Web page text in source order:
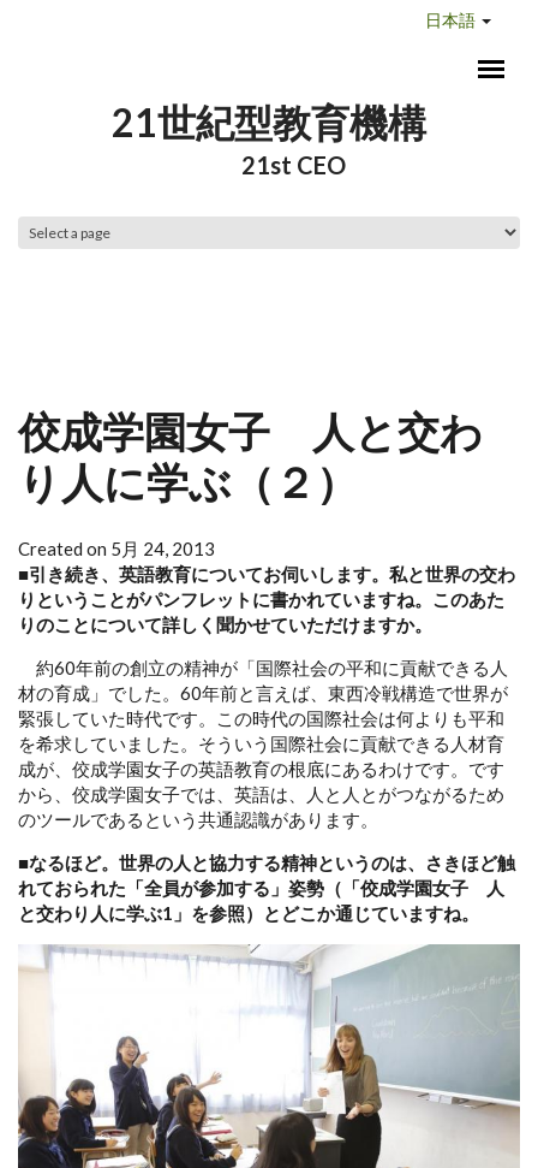
日本語
21世紀型教育機構
21st CEO
佼成学園女子 人と交わ
り人に学ぶ（２）
Created on 5月 24, 2013
■引き続き、英語教育についてお伺いします。私と世界の交わ
りということがパンフレットに書かれていますね。このあた
りのことについて詳しく聞かせていただけますか。
約60年前の創立の精神が「国際社会の平和に貢献できる人
材の育成」でした。60年前と言えば、東西冷戦構造で世界が
緊張していた時代です。この時代の国際社会は何よりも平和
を希求していました。そういう国際社会に貢献できる人材育
成が、佼成学園女子の英語教育の根底にあるわけです。です
から、佼成学園女子では、英語は、人と人とがつながるため
のツールであるという共通認識があります。
■なるほど。世界の人と協力する精神というのは、さきほど触
れておられた「全員が参加する」姿勢（「佼成学園女子 人
と交わり人に学ぶ1」を参照）とどこか通じていますね。